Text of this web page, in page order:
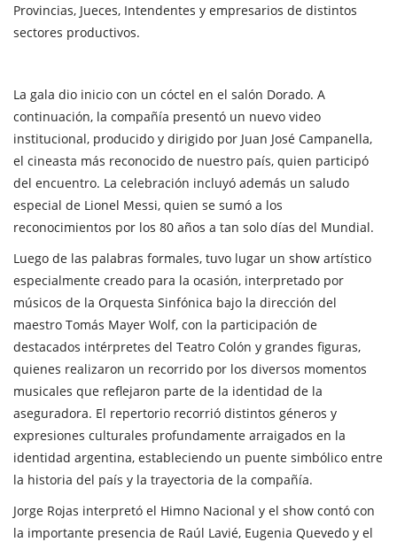
Provincias, Jueces, Intendentes y empresarios de distintos
sectores productivos.
La gala dio inicio con un cóctel en el salón Dorado. A
continuación, la compañía presentó un nuevo video
institucional, producido y dirigido por Juan José Campanella,
el cineasta más reconocido de nuestro país, quien participó
del encuentro. La celebración incluyó además un saludo
especial de Lionel Messi, quien se sumó a los
reconocimientos por los 80 años a tan solo días del Mundial.
Luego de las palabras formales, tuvo lugar un show artístico
especialmente creado para la ocasión, interpretado por
músicos de la Orquesta Sinfónica bajo la dirección del
maestro Tomás Mayer Wolf, con la participación de
destacados intérpretes del Teatro Colón y grandes figuras,
quienes realizaron un recorrido por los diversos momentos
musicales que reflejaron parte de la identidad de la
aseguradora. El repertorio recorrió distintos géneros y
expresiones culturales profundamente arraigados en la
identidad argentina, estableciendo un puente simbólico entre
la historia del país y la trayectoria de la compañía.
Jorge Rojas interpretó el Himno Nacional y el show contó con
la importante presencia de Raúl Lavié, Eugenia Quevedo y el